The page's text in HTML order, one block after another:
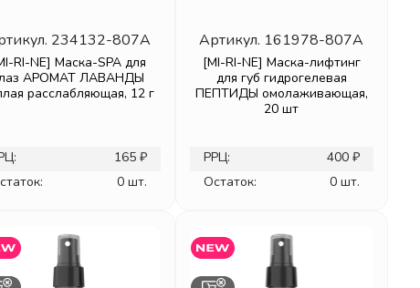
234132-807A
RI-NE] Маска-SPA для
АРОМАТ ЛАВАНДЫ
расслабляющая, 12 г
165 ₽
0 шт.
Артикул. 161978-807A
[MI-RI-NE] Маска-лифтинг
для губ гидрогелевая
ПЕПТИДЫ омолаживающая,
20 шт
РРЦ:
400 ₽
Остаток:
0 шт.